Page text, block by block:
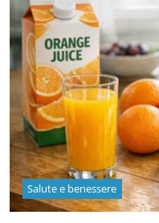
Salute e benessere